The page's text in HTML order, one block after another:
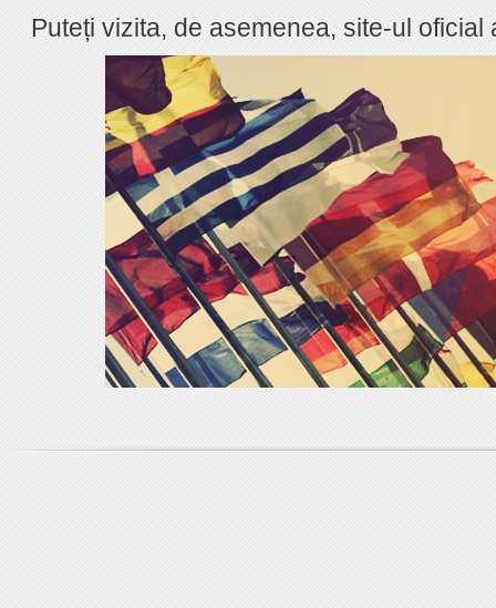
Puteți vizita, de asemenea, site-ul oficial